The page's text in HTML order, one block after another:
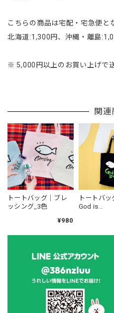
こちらの商品は宅配・宅急便
北海道:1,300円、沖縄・離島
※ 5,000円以上のお買い上げで
関連
トートバッグ｜ブレ
ッシング_3色
¥980
トートバッ
God is